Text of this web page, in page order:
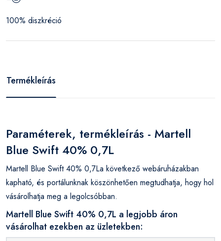
100% diszkréció
Termékleírás
Paraméterek, termékleírás - Martell
Blue Swift 40% 0,7L
Martell Blue Swift 40% 0,7La következő webáruházakban
kapható, és portálunknak köszönhetően megtudhatja, hogy hol
vásárolhatja meg a legolcsóbban.
Martell Blue Swift 40% 0,7L a legjobb áron
vásárolhat ezekben az üzletekben: